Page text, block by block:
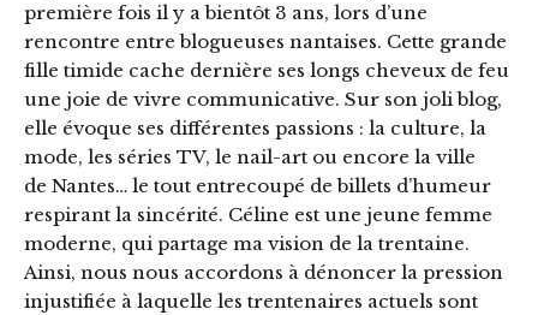
première fois il y a bientôt 3 ans, lors d’une
rencontre entre blogueuses nantaises. Cette grande
fille timide cache dernière ses longs cheveux de feu
une joie de vivre communicative. Sur son joli blog,
elle évoque ses différentes passions : la culture, la
mode, les séries TV, le nail-art ou encore la ville
de Nantes… le tout entrecoupé de billets d’humeur
respirant la sincérité. Céline est une jeune femme
moderne, qui partage ma vision de la trentaine.
Ainsi, nous nous accordons à dénoncer la pression
injustifiée à laquelle les trentenaires actuels sont